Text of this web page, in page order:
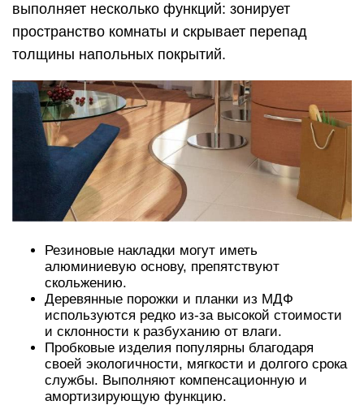
выполняет несколько функций: зонирует
пространство комнаты и скрывает перепад
толщины напольных покрытий.
Резиновые накладки могут иметь
алюминиевую основу, препятствуют
скольжению.
Деревянные порожки и планки из МДФ
используются редко из-за высокой стоимости
и склонности к разбуханию от влаги.
Пробковые изделия популярны благодаря
своей экологичности, мягкости и долгого срока
службы. Выполняют компенсационную и
амортизирующую функцию.